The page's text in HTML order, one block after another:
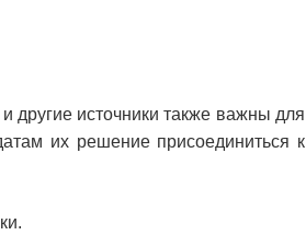
другие источники также важны для
их решение присоединиться к